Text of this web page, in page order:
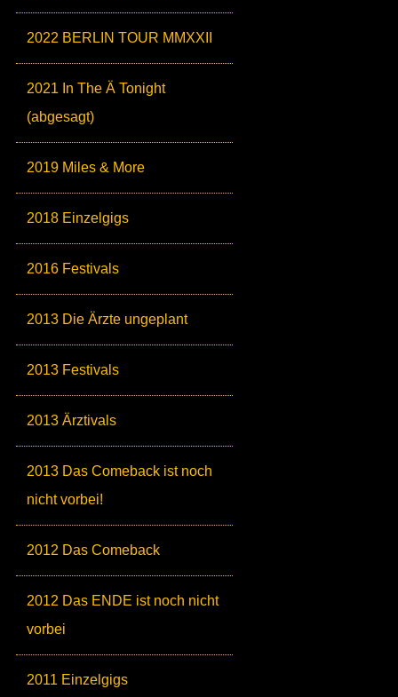
2022 BERLIN TOUR MMXXII
2021 In The Ä Tonight
(abgesagt)
2019 Miles & More
2018 Einzelgigs
2016 Festivals
2013 Die Ärzte ungeplant
2013 Festivals
2013 Ärztivals
2013 Das Comeback ist noch
nicht vorbei!
2012 Das Comeback
2012 Das ENDE ist noch nicht
vorbei
2011 Einzelgigs